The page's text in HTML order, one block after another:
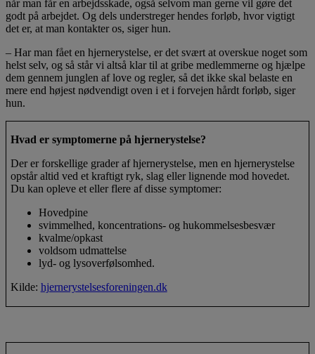
når man får en arbejdsskade, også selvom man gerne vil gøre det
godt på arbejdet. Og dels understreger hendes forløb, hvor vigtigt
det er, at man kontakter os, siger hun.
– Har man fået en hjernerystelse, er det svært at overskue noget som
helst selv, og så står vi altså klar til at gribe medlemmerne og hjælpe
dem gennem junglen af love og regler, så det ikke skal belaste en
mere end højest nødvendigt oven i et i forvejen hårdt forløb, siger
hun.
Hvad er symptomerne på hjernerystelse?
Der er forskellige grader af hjernerystelse, men en hjernerystelse
opstår altid ved et kraftigt ryk, slag eller lignende mod hovedet.
Du kan opleve et eller flere af disse symptomer:
Hovedpine
svimmelhed, koncentrations- og hukommelsesbesvær
kvalme/opkast
voldsom udmattelse
lyd- og lysoverfølsomhed.
Kilde: hjernerystelsesforeningen.dk